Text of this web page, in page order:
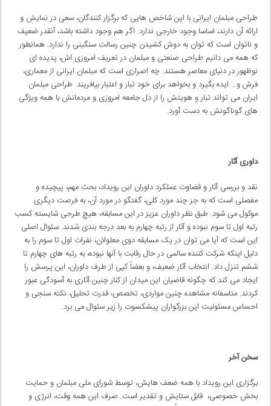
طراحی مبلمان ایرانی با این شاخص هایی که برگزار کنندگان، سعی در نمایش و
ارائه آن دارند، اساسا وجود خارجی ندارد. اگر هم وجود داشته باشد، آنقدر ضعیف
و ناتوان است که توان به دوش کشیدن چنین رسالت سنگینی را ندارد. همانطور
که همه می دانیم طراحی صنعتی و مبلمان در تعریف امروزی اش، پدیده ای
نوظهور در دنیای معاصر هستند. چه اصراری است که مبلمان ایرانی از معماری،
فرش و… ایده بگیرد و بخواهد برای خود تبار و اعتبار بیافریند. طراحی مبلمان
ایران می تواند تبار و هویتش را از دل جامعه امروزی و مردمانش با همه ویژگی
های گوناگونش به دست آورد.
داوری آثار
نقد و بررسی آثار و قضاوت عملکرد داوران این رویداد، بحث مهم، پیچیده و
مفصلی است که به جز چند مورد کلی، گفتگو در مورد آن، به فرصت دیگری
موکول می شود. طبق نظر داوران عزیز در این مسابقه، هیچ طرحی شایسته کسب
رتبه اول تا سوم نبوده و آثار از رتبه چهارم به بعد درجه بندی شدند. سئوال اصلی
این است که آیا می توان در یک مسابقه دوی معلولان، نفرات اول تا سوم را به
دلیل اینکه شرکت کننده سالمی در حال رقابت با آنها نبوده، به رتبه های چهارم تا
ششم تنزل داد. انتخاب آثار ضعیف، و بعضاً کپی از طرف داوران، این پرسش را
ایجاد می کند که چگونه قاضیان این میدان از کنار چنین آثاری به آسودگی عبور
کردند. متاسفانه مشاهده چنین مواردی، تخصص، قدرت تحلیل، نکته سنجی و
احساس مسئولیت این بزرگواران پیشکسوت را زیر سئوال می برد.
سخن آخر
برگزاری این رویداد با همه ضعف هایش، توسط شورای ملی مبلمان و حمایت
بخش خصوصی، قابل ستایش و تقدیر است. صرف این همه وقت، انرژی و